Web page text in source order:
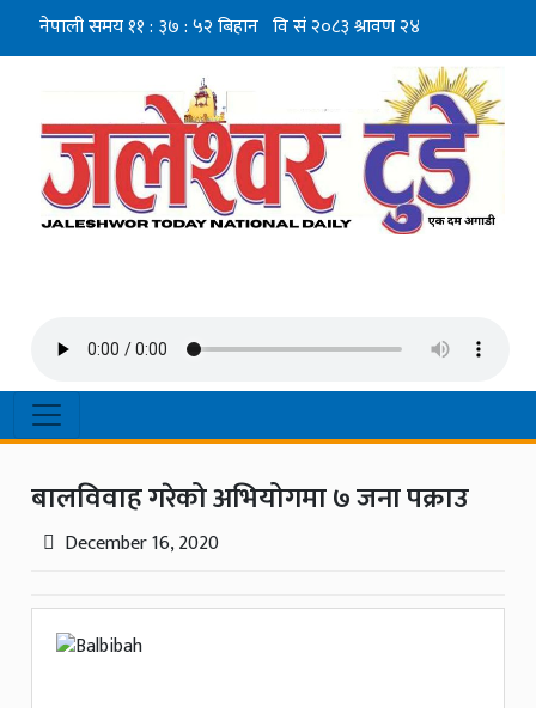
बालविवाह गरेको अभियोगमा ७ जना पक्राउ
December 16, 2020